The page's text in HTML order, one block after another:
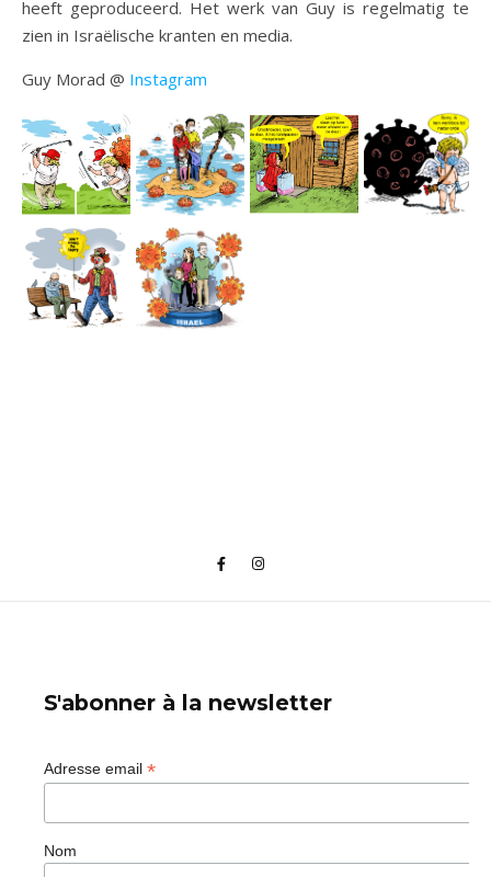
heeft geproduceerd. Het werk van Guy is regelmatig te
zien in Israëlische kranten en media.
Guy Morad @ Instagram
S'abonner à la newsletter
Adresse email *
Nom